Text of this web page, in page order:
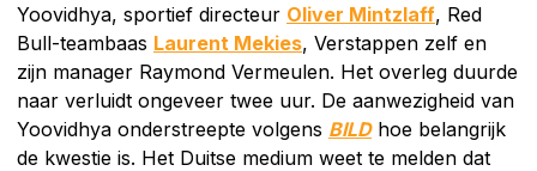
Yoovidhya, sportief directeur Oliver Mintzlaff, Red
Bull-teambaas Laurent Mekies, Verstappen zelf en
zijn manager Raymond Vermeulen. Het overleg duurde
naar verluidt ongeveer twee uur. De aanwezigheid van
Yoovidhya onderstreepte volgens BILD hoe belangrijk
de kwestie is. Het Duitse medium weet te melden dat